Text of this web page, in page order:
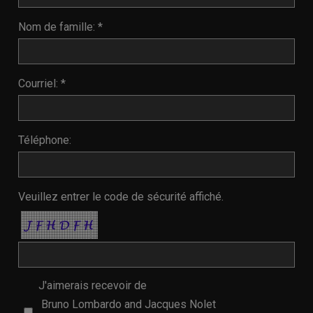
Nom de famille: *
Courriel: *
Téléphone:
Veuillez entrer le code de sécurité affiché.
J'aimerais recevoir de
Bruno Lombardo and Jacques Nolet